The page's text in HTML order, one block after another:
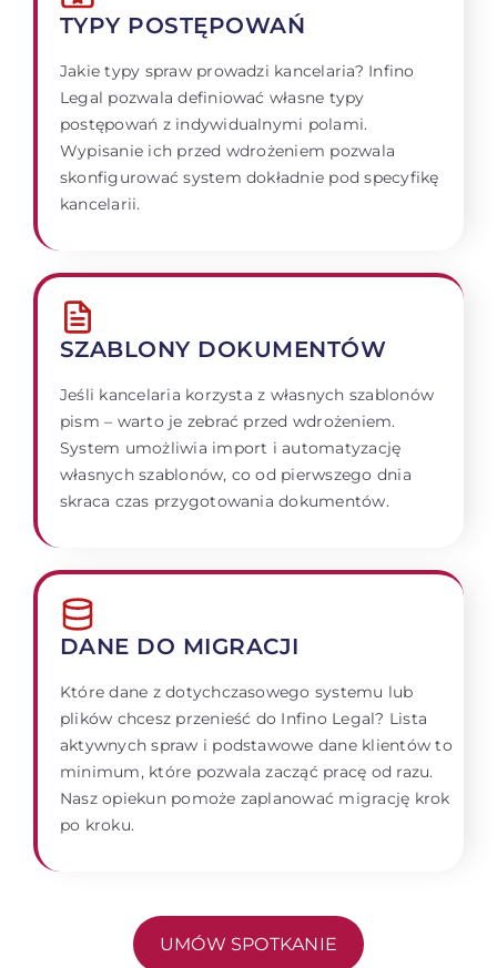
TYPY POSTĘPOWAŃ
Jakie typy spraw prowadzi kancelaria? Infino
Legal pozwala definiować własne typy
postępowań z indywidualnymi polami.
Wypisanie ich przed wdrożeniem pozwala
skonfigurować system dokładnie pod specyfikę
kancelarii.
SZABLONY DOKUMENTÓW
Jeśli kancelaria korzysta z własnych szablonów
pism – warto je zebrać przed wdrożeniem.
System umożliwia import i automatyzację
własnych szablonów, co od pierwszego dnia
skraca czas przygotowania dokumentów.
DANE DO MIGRACJI
Które dane z dotychczasowego systemu lub
plików chcesz przenieść do Infino Legal? Lista
aktywnych spraw i podstawowe dane klientów to
minimum, które pozwala zacząć pracę od razu.
Nasz opiekun pomoże zaplanować migrację krok
po kroku.
UMÓW SPOTKANIE